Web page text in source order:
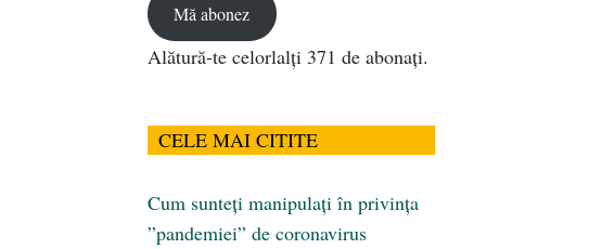
Mă abonez
Alătură-te celorlalți 371 de abonați.
CELE MAI CITITE
Cum sunteți manipulați în privința
”pandemiei” de coronavirus